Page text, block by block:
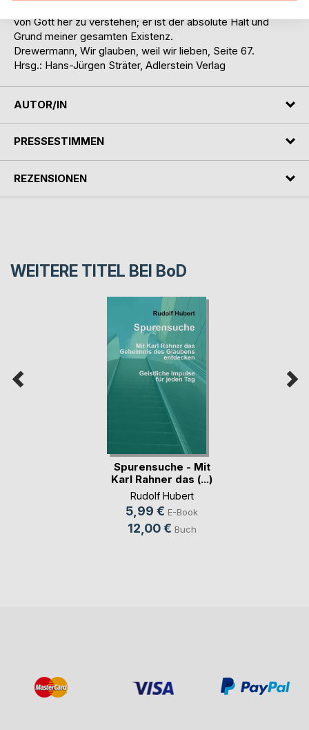
von Gott her zu verstehen; er ist der absolute Halt und
Grund meiner gesamten Existenz.
Drewermann, Wir glauben, weil wir lieben, Seite 67.
Hrsg.: Hans-Jürgen Sträter, Adlerstein Verlag
AUTOR/IN
PRESSESTIMMEN
REZENSIONEN
WEITERE TITEL BEI BoD
Spurensuche - Mit
Karl Rahner das (...)
Rudolf Hubert
5,99 € E-Book
12,00 € Buch